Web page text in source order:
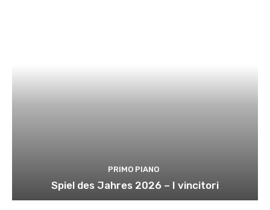
PRIMO PIANO
Spiel des Jahres 2026 – I vincitori